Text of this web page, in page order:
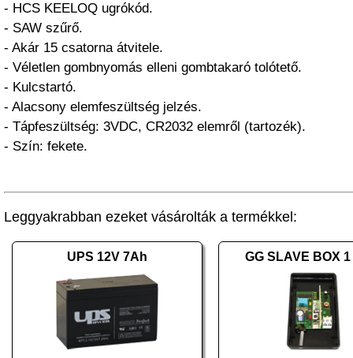
- HCS KEELOQ ugrókód.
- SAW szűrő.
- Akár 15 csatorna átvitele.
- Véletlen gombnyomás elleni gombtakaró tolótető.
- Kulcstartó.
- Alacsony elemfeszültség jelzés.
- Tápfeszültség: 3VDC, CR2032 elemről (tartozék).
- Szín: fekete.
Leggyakrabban ezeket vásárolták a termékkel:
UPS 12V 7Ah GG SLAVE BOX